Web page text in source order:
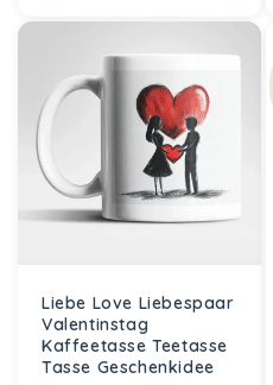
Liebe Love Liebespaar
Valentinstag
Kaffeetasse Teetasse
Tasse Geschenkidee